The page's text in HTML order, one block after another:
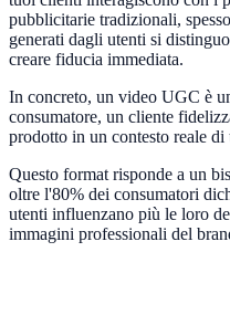
pubblicitarie tradizionali,
generati dagli utenti si
creare fiducia immediata.
In concreto, un video UGC è
consumatore, un cliente
prodotto in un contesto reale
Questo format risponde a un
oltre l'80% dei consumatori
utenti influenzano più le loro
immagini professionali del